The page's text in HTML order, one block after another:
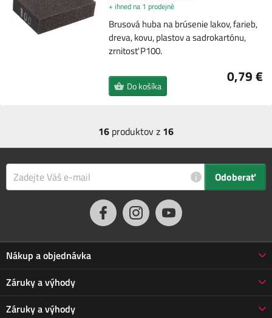
+ ihned na 1 prodejně
Brusová huba na brúsenie lakov, farieb,
dreva, kovu, plastov a sadrokartónu,
zrnitosť P100.
0,79 €
Do košíka
16 produktov z 16
i Odoberať
Nákup a objednávka
Obchodné podmienky
Doprava a platba
Predĺžená záruka
Záruky a výhody
Reklamácia
Záruky a výhody